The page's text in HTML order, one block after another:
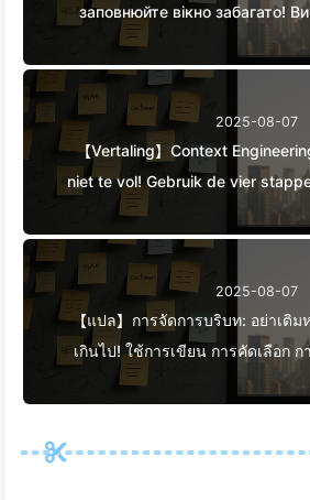
заповнюйте вікно забагато!
методи запису, відбору,
щоб тримати шум зовні —
2025-08-07
【Vertaling】Context
niet te vol! Gebruik de vier
filteren, comprimeren en
buiten het raam—Leer AI
2025-08-07
【แปล】การจัดการบริบท: อย่าเติม
เกินไป! ใช้การเขียน การคัดเลือก
แยกแยะอย่างมีระเบียบ เพื่อป้องกั